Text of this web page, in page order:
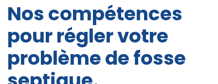
Nos compétences
pour régler votre
problème de fosse